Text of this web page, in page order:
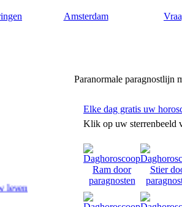
Amsterdam
Paranormale paragnostlijn
Toekomstvoorspellingen door
Elke dag gratis uw
Klik op uw sterrenbeeld